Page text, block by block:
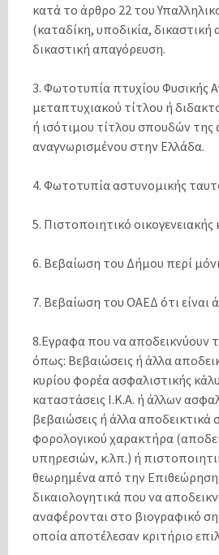
κατά το άρθρο 22 του
(καταδίκη, υποδικία, δικαστική
δικαστική απαγόρευση.
3. Φωτοτυπία πτυχίου Φυσικής
μεταπτυχιακού τίτλου ή
ή ισότιμου τίτλου σπουδών της
αναγνωρισμένου στην Ελλάδα.
4. Φωτοτυπία αστυνομικής
5. Πιστοποιητικό
6. Βεβαίωση του Δήμου περί
7. Βεβαίωση του ΟΑΕΔ ότι είναι
8.Εγραφα που να αποδεικνύουν
όπως: Βεβαιώσεις ή άλλα
κυρίου φορέα ασφαλιστικής
καταστάσεις Ι.Κ.Α. ή άλλων
βεβαιώσεις ή άλλα αποδεικτικά
φορολογικού χαρακτήρα
υπηρεσιών, κ.λπ.) ή
θεωρημένα από την Επιθεώρηση
δικαιολογητικά που να
αναφέρονται στο βιογραφικό
οποία αποτέλεσαν κριτήριο